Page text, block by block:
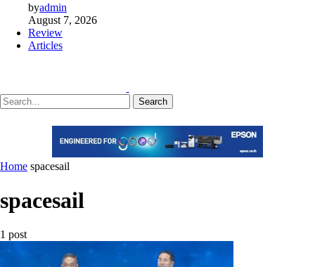
byadmin
August 7, 2026
Review
Articles
Search
Home spacesail
spacesail
1 post